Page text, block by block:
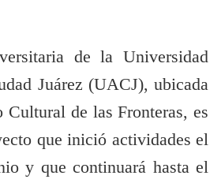
de la Universidad
Juárez (UACJ), ubicada
Cultural de las Fronteras, es
que inició actividades el
y que continuará hasta el